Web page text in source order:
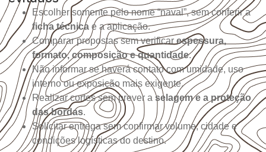
Escolher somente pelo nome “naval”, sem conferir a
ficha técnica e a aplicação.
Comparar propostas sem verificar espessura,
formato, composição e quantidade.
Não informar se haverá contato com umidade, uso
interno ou exposição mais exigente.
Realizar cortes sem prever a selagem e a proteção
das bordas.
Solicitar entrega sem confirmar volume, cidade e
condições logísticas do destino.